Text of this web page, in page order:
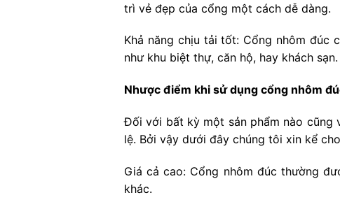
trì vẻ đẹp của cổng một cách dễ dàng.
Khả năng chịu tải tốt: Cổng nhôm
như khu biệt thự, căn hộ, hay khách sạn.
Nhược điểm khi sử dụng cổng nhôm
Đối với bất kỳ một sản phẩm nào cũng
lệ. Bởi vậy dưới đây chúng tôi xin kể
Giá cả cao: Cổng nhôm đúc thường
khác.